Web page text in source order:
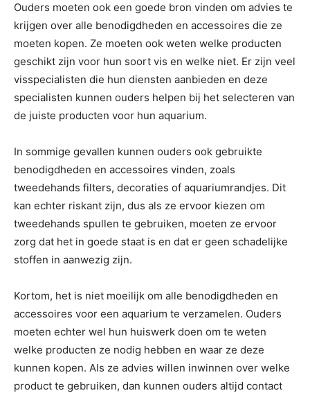
Ouders moeten ook een goede bron vinden om advies te
krijgen over alle benodigdheden en accessoires die ze
moeten kopen. Ze moeten ook weten welke producten
geschikt zijn voor hun soort vis en welke niet. Er zijn veel
visspecialisten die hun diensten aanbieden en deze
specialisten kunnen ouders helpen bij het selecteren van
de juiste producten voor hun aquarium.
In sommige gevallen kunnen ouders ook gebruikte
benodigdheden en accessoires vinden, zoals
tweedehands filters, decoraties of aquariumrandjes. Dit
kan echter riskant zijn, dus als ze ervoor kiezen om
tweedehands spullen te gebruiken, moeten ze ervoor
zorg dat het in goede staat is en dat er geen schadelijke
stoffen in aanwezig zijn.
Kortom, het is niet moeilijk om alle benodigdheden en
accessoires voor een aquarium te verzamelen. Ouders
moeten echter wel hun huiswerk doen om te weten
welke producten ze nodig hebben en waar ze deze
kunnen kopen. Als ze advies willen inwinnen over welke
product te gebruiken, dan kunnen ouders altijd contact